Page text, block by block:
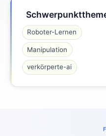
Roboter-Lernen
Manipulation
verkörperte-ai